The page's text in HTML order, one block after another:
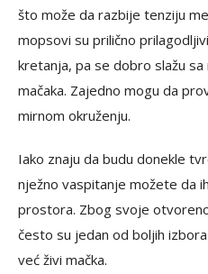
što može da razbije tenziju
mopsovi su prilično
kretanja, pa se dobro slažu
mačaka. Zajedno mogu da
mirnom okruženju.
Iako znaju da budu donekle
nježno vaspitanje možete da
prostora. Zbog svoje
često su jedan od boljih
već živi mačka.